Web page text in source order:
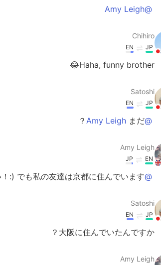
@Amy Leigh
Chihiro
JP
EN
Haha, funny brother😂
Satoshi
JP
EN
@Amy Leigh
まだ？
Amy Leigh
EN
JP
@Satoshi
:) でも私の友達は京都に住んでいます :)
Satoshi
JP
EN
大阪に住んでいたんですか？
Amy Leigh